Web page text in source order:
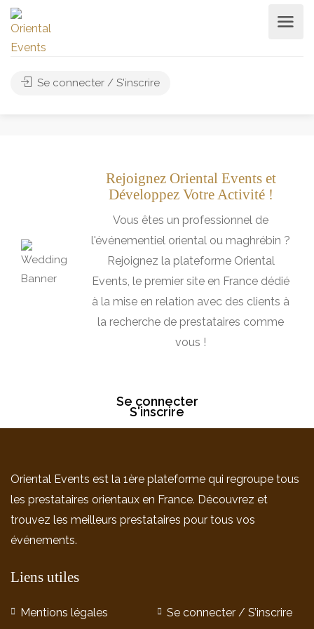
Se connecter / S'inscrire
Rejoignez Oriental Events et
Développez Votre Activité !
Vous êtes un professionnel de
l'événementiel oriental ou maghrébin ?
Rejoignez la plateforme Oriental
Events, le premier site en France dédié
à la mise en relation avec des clients à
la recherche de prestataires comme
vous !
Se connecter
S'inscrire
Oriental Events est la 1ère plateforme qui regroupe tous
les prestataires orientaux en France. Découvrez et
trouvez les meilleurs prestataires pour tous vos
événements.
Liens utiles
Mentions légales
Se connecter / S’inscrire